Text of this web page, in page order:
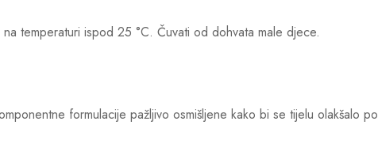
na temperaturi ispod 25 °C. Čuvati od dohvata male djece.
formulacije pažljivo osmišljene kako bi se tijelu olakšalo